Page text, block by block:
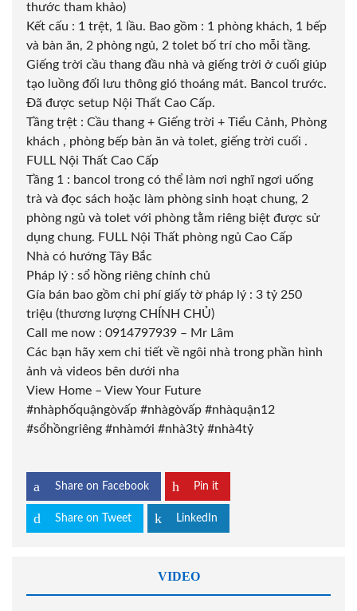
thước tham khảo)
Kết cấu : 1 trệt, 1 lầu. Bao gồm : 1 phòng khách, 1 bếp
và bàn ăn, 2 phòng ngủ, 2 tolet bố trí cho mỗi tầng.
Giếng trời cầu thang đầu nhà và giếng trời ở cuối giúp
tạo luồng đối lưu thông gió thoáng mát. Bancol trước.
Đã được setup Nội Thất Cao Cấp.
Tầng trệt : Cầu thang + Giếng trời + Tiểu Cảnh, Phòng
khách , phòng bếp bàn ăn và tolet, giếng trời cuối .
FULL Nội Thất Cao Cấp
Tầng 1 : bancol trong có thể làm nơi nghĩ ngơi uống
trà và đọc sách hoặc làm phòng sinh hoạt chung, 2
phòng ngủ và tolet với phòng tằm riêng biệt được sử
dụng chung. FULL Nội Thất phòng ngủ Cao Cấp
Nhà có hướng Tây Bắc
Pháp lý : sổ hồng riêng chính chủ
Gía bán bao gồm chi phí giấy tờ pháp lý : 3 tỷ 250
triệu (thương lượng CHÍNH CHỦ)
Call me now : 0914797939 – Mr Lâm
Các bạn hãy xem chi tiết về ngôi nhà trong phần hình
ảnh và videos bên dưới nha
View Home – View Your Future
#nhàphốquậngòvấp #nhàgòvấp #nhàquận12
#sổhồngriêng #nhàmới #nhà3tỷ #nhà4tỷ
Share on Facebook Pin it
Share on Tweet LinkedIn
VIDEO